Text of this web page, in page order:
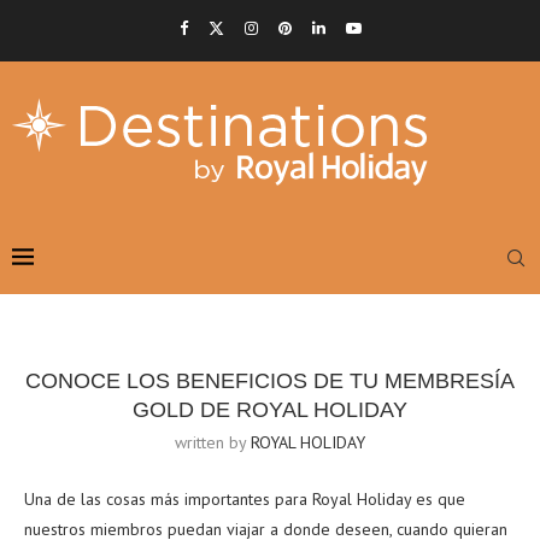
CONOCE LOS BENEFICIOS DE TU MEMBRESÍA
GOLD DE ROYAL HOLIDAY
written byROYAL HOLIDAY
Una de las cosas más importantes para Royal Holiday es que
nuestros miembros puedan viajar a donde deseen, cuando quieran